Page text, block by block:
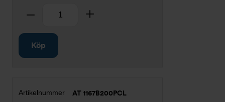
Ta bort
Köp
AT 1167B200PCL